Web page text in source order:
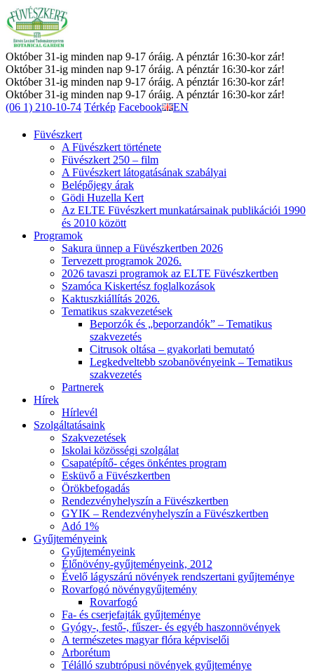
Október 31-ig minden nap 9-17 óráig. A pénztár 16:30-kor zár!
Október 31-ig minden nap 9-17 óráig. A pénztár 16:30-kor zár!
Október 31-ig minden nap 9-17 óráig. A pénztár 16:30-kor zár!
Október 31-ig minden nap 9-17 óráig. A pénztár 16:30-kor zár!
(06 1) 210-10-74 Térkép Facebook EN
Füvészkert
A Füvészkert története
Füvészkert 250 – film
A Füvészkert látogatásának szabályai
Belépőjegy árak
Gödi Huzella Kert
Az ELTE Füvészkert munkatársainak publikációi 1990
és 2010 között
Programok
Sakura ünnep a Füvészkertben 2026
Tervezett programok 2026.
2026 tavaszi programok az ELTE Füvészkertben
Szamóca Kiskertész foglalkozások
Kaktuszkiállítás 2026.
Tematikus szakvezetések
Beporzók és „beporzandók” – Tematikus
szakvezetés
Citrusok oltása – gyakorlati bemutató
Legkedveltebb szobanövényeink – Tematikus
szakvezetés
Partnerek
Hírek
Hírlevél
Szolgáltatásaink
Szakvezetések
Iskolai közösségi szolgálat
Csapatépítő- céges önkéntes program
Esküvő a Füvészkertben
Örökbefogadás
Rendezvényhelyszín a Füvészkertben
GYIK – Rendezvényhelyszín a Füvészkertben
Adó 1%
Gyűjteményeink
Gyűjteményeink
Élőnövény-gyűjteményeink, 2012
Évelő lágyszárú növények rendszertani gyűjteménye
Rovarfogó növénygyűjtemény
Rovarfogó
Fa- és cserjefajták gyűjteménye
Gyógy-, festő-, fűszer- és egyéb haszonnövények
A természetes magyar flóra képviselői
Arborétum
Télálló szubtrópusi növények gyűjteménye